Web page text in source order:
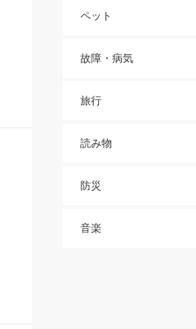
ペット
故障・病気
旅行
読み物
防災
音楽